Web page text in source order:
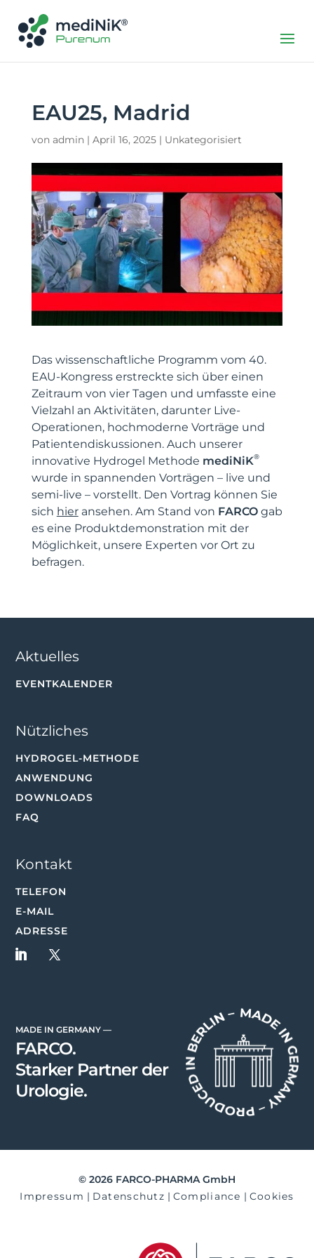
EAU25, Madrid
von admin| April 16, 2025| Unkategorisiert
Das wissenschaftliche Programm vom 40.
EAU-Kongress erstreckte sich über einen
Zeitraum von vier Tagen und umfasste eine
Vielzahl an Aktivitäten, darunter Live-
Operationen, hochmoderne Vorträge und
Patientendiskussionen. Auch unserer
innovative Hydrogel Methode mediNiK®
wurde in spannenden Vorträgen – live und
semi-live – vorstellt. Den Vortrag können Sie
sich hieransehen. Am Stand von FARCOgab
es eine Produktdemonstration mit der
Möglichkeit, unsere Experten vor Ort zu
befragen.
Aktuelles
EVENTKALENDER
Nützliches
HYDROGEL-METHODE
ANWENDUNG
DOWNLOADS
FAQ
Kontakt
TELEFON
E-MAIL
ADRESSE
MADE IN GERMANY —
FARCO.
Starker Partner der
Urologie.
© 2026 FARCO-PHARMA GmbH
Impressum | Datenschutz | Compliance | Cookies